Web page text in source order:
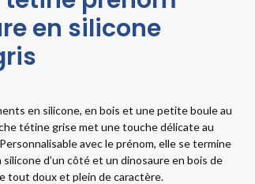
en silicone
en silicone, en bois et une petite boule au
tétine grise met une touche délicate au
avec le prénom, elle se termine
d’un côté et un dinosaure en bois de
tout doux et plein de caractère.